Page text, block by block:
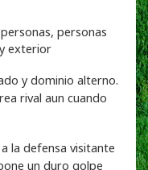
y dominio alterno.
rival aun cuando
la defensa visitante
un duro golpe